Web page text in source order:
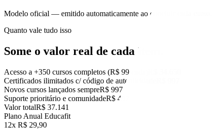
Modelo oficial — emitido automaticamente ao concluir cada curso.
Quanto vale tudo isso
Some o valor real de cada item.
Acesso a +350 cursos completos (R$ 99 cada)
Certificados ilimitados c/ código de autenticidade
Novos cursos lançados sempreR$ 997
Suporte prioritário e comunidadeR$ 497
Valor totalR$ 37.141
Plano Anual Educafit
12x R$ 29,90